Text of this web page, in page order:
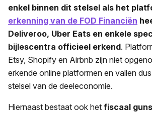
enkel binnen dit stelsel als het
erkenning van de FOD Financiën
Deliveroo, Uber Eats en enkele
bijlescentra officieel erkend.
Etsy, Shopify en Airbnb zijn niet
erkende online platformen en vallen
stelsel van de deeleconomie.
Hiernaast bestaat ook het fiscaal